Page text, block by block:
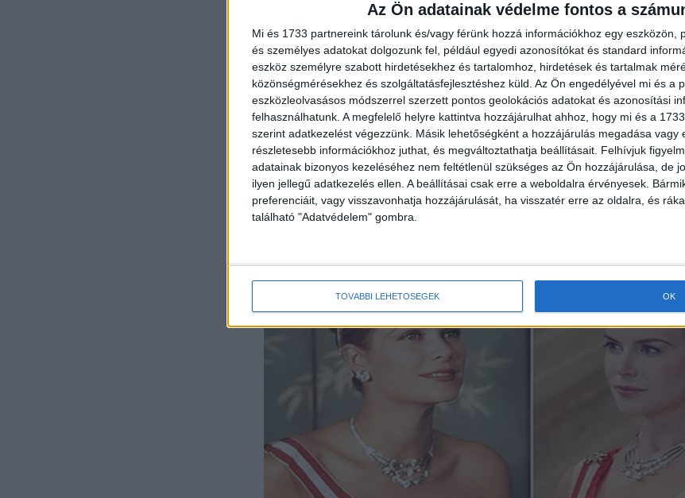
Az Ön adatainak védelme fontos a
Mi és 1733 partnereink tárolunk és/vagy férünk hozzá információkhoz egy eszközön,
és személyes adatokat dolgozunk fel, például egyedi azonosítókat és standard
eszköz személyre szabott hirdetésekhez és tartalomhoz, hirdetések és tartalmak
közönségmérésekhez és szolgáltatásfejlesztéshez küld. Az Ön engedélyével mi és a
eszközleolvasásos módszerrel szerzett pontos geolokációs adatokat és azonosítási
felhasználhatunk. A megfelelő helyre kattintva hozzájárulhat ahhoz, hogy mi és a
szerint adatkezelést végezzünk. Másik lehetőségként a hozzájárulás megadása vagy
részletesebb információkhoz juthat, és megváltoztathatja beállításait. Felhívjuk
adatainak bizonyos kezeléséhez nem feltétlenül szükséges az Ön hozzájárulása, de
ilyen jellegű adatkezelés ellen. A beállításai csak erre a weboldalra érvényesek.
preferenciáit, vagy visszavonhatja hozzájárulását, ha visszatér erre az oldalra, és
található "Adatvédelem" gombra.
TOVÁBBI LEHETŐSÉGEK OK